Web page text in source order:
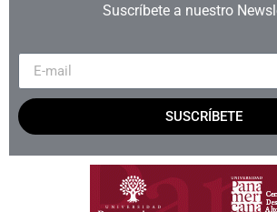
Suscríbete a nuestro
SUSCRÍBETE